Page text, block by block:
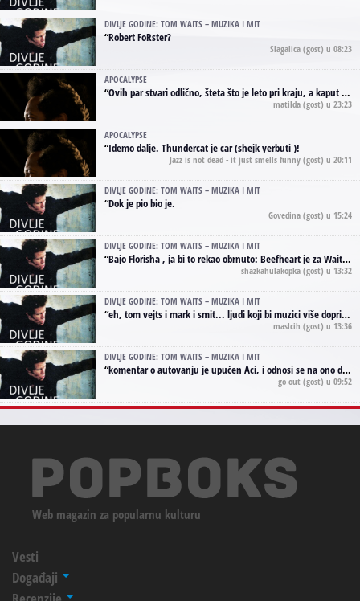
DIVLJE GODINE: TOM WAITS – MUZIKA I MIT
“Robert FoRster?
Slagalica (gost) u 08:23
APOCALYPSE
“Ovih par stvari odlično, šteta što je leto pri kraju, a kaput koji te vervoatno podseća na pirotski ćilim je iz tradicije Navaho indijanaca ;)
matilda (gost) u 23:23
APOCALYPSE
“Idemo dalje. Thundercat je car (shejk yerbuti )!
Jazz is not dead - it just smells funny (gost) u 20:11
DIVLJE GODINE: TOM WAITS – MUZIKA I MIT
“Dok je pio bio je.
Govedina (gost) u 15:24
DIVLJE GODINE: TOM WAITS – MUZIKA I MIT
“Bajo Florisha , ja bi to rekao obrnuto: Beefheart je za Waitsa, isto sto i Hendrix za Lenny Kravitza
shazkahulakopka (gost) u 13:32
DIVLJE GODINE: TOM WAITS – MUZIKA I MIT
“eh, tom vejts i mark i smit... ljudi koji bi muzici više doprineli da su radili kao vozači tramvaja u gsp-u.
maslcih (gost) u 13:36
DIVLJE GODINE: TOM WAITS – MUZIKA I MIT
“komentar o autovanju je upućen Aci, i odnosi se na ono drugo autovanje...'senzualnost Waitsa' ;)
go out (gost) u 09:52
Web magazin za popularnu kulturu
Vesti
Događaji